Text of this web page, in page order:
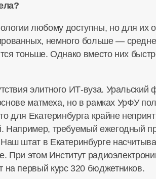
любому доступны, но для их
немного больше —
тоньше. Однако вместо них
элитного ИТ-вуза.
матмеха, но в рамках УрФУ
для Екатеринбурга крайне
Например, требуемый ежегодный
штат в Екатеринбурге
При этом Институт
первый курс 320 бюджетников.